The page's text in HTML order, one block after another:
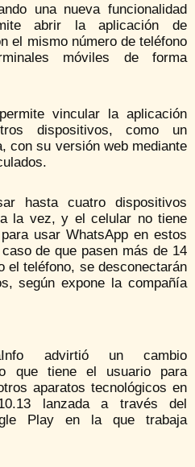
una nueva funcionalidad
abrir la aplicación de
el mismo número de teléfono
móviles de forma
vincular la aplicación
dispositivos, como un
con su versión web mediante
hasta cuatro dispositivos
la vez, y el celular no tiene
usar WhatsApp en estos
de que pasen más de 14
el teléfono, se desconectarán
según expone la compañía
advirtió un cambio
que tiene el usuario para
aparatos tecnológicos en
lanzada a través del
Play en la que trabaja